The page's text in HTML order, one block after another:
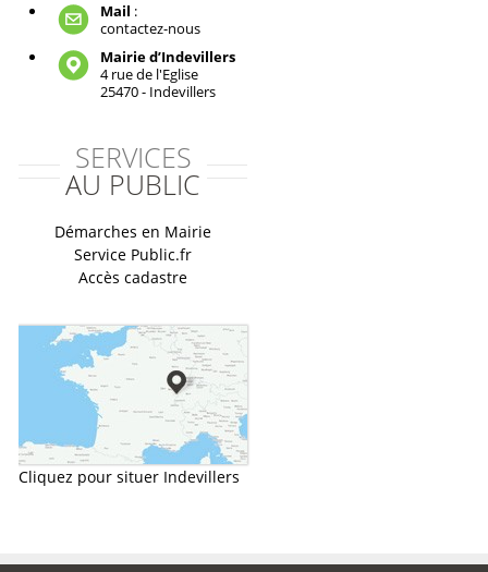
Mail :
contactez-nous
Mairie d’Indevillers
4 rue de l'Eglise
25470 - Indevillers
SERVICES
AU PUBLIC
Démarches en Mairie
Service Public.fr
Accès cadastre
Cliquez pour situer Indevillers